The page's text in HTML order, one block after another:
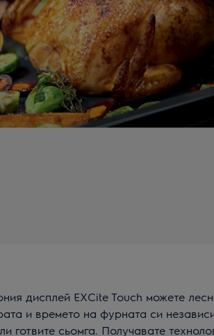
дисплей EXCite Touch можете
и времето на фурната си
готвите сьомга. Получавате